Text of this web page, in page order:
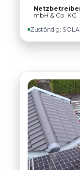
mbH & Co. KG
Zuständig: